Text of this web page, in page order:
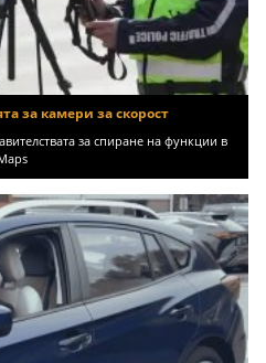
за камери за скорост
за спиране на функции в